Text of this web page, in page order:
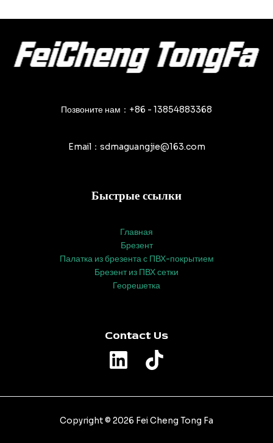
записям
Позвоните нам：+86 - 13854883368
Email：sdmaguangjie@163.com
Быстрые ссылки
Главная
Брезент
Палатка из брезента с ПВХ-покрытием
Брезент из ПВХ сетки
Георешетка
Contact Us
Copyright © 2026 Fei Cheng Tong Fa